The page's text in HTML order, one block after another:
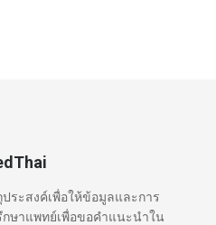
ระสงค์เพื่อให้ข้อมูลและการ
ษาแพทย์เพื่อขอคำแนะนำใน